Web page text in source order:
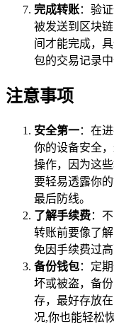
完成转账：验
被发送到区块
间才能完成，
包的交易记录
注意事项
安全第一：在
你的设备安全
操作，因为这
要轻易透露你
最后防线。
了解手续费：
转账前要像了
免因手续费过
备份钱包：定
坏或被盗，备
存，最好存放
况,你也能轻松